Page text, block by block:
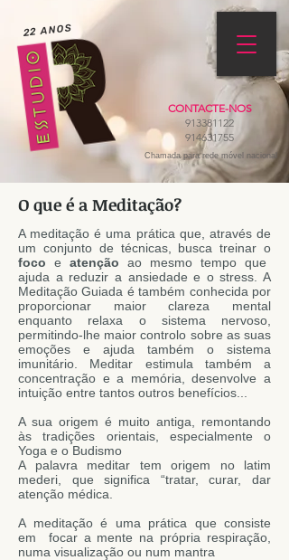
22 ANOS
CONTACTE-NOS
913381122
914631755
Chamada para rede móvel nacional
A meditação é uma prática que, através de
um conjunto de técnicas, busca treinar o
foco e atenção ao mesmo tempo que
ajuda a reduzir a ansiedade e o stress. A
Meditação Guiada é também conhecida por
proporcionar maior clareza mental
enquanto relaxa o sistema nervoso,
permitindo-lhe maior controlo sobre as suas
emoções e ajuda também o sistema
imunitário. Meditar estimula também a
concentração e a memória, desenvolve a
intuição entre tantos outros benefícios...
A sua origem é muito antiga, remontando
às tradições orientais, especialmente o
Yoga e o Budismo
A palavra meditar tem origem no latim
mederi, que significa “tratar, curar, dar
atenção médica.
A meditação é uma prática que consiste
em focar a mente na própria respiração,
numa visualização ou num mantra
O que é a Meditação?